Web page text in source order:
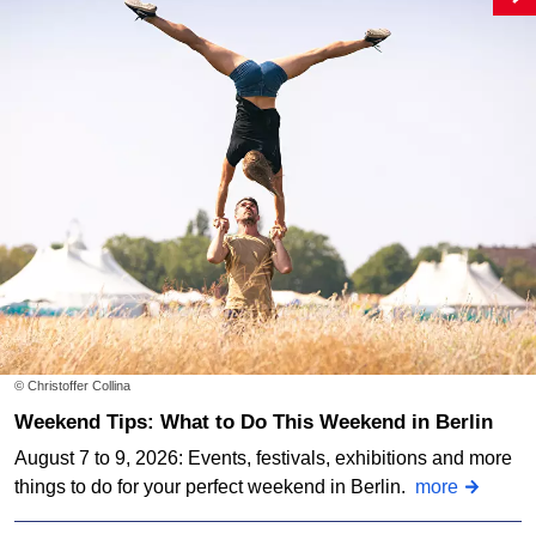
© Christoffer Collina
Weekend Tips: What to Do This Weekend in Berlin
August 7 to 9, 2026: Events, festivals, exhibitions and more
things to do for your perfect weekend in Berlin. more